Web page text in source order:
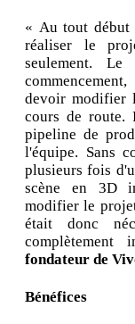
« Au tout début
réaliser le
seulement.
devoir modifier
cours de route.
pipeline de
l'équipe. Sans
plusieurs fois
scène en 3D
modifier le
était donc
fondateur de
Bénéfices